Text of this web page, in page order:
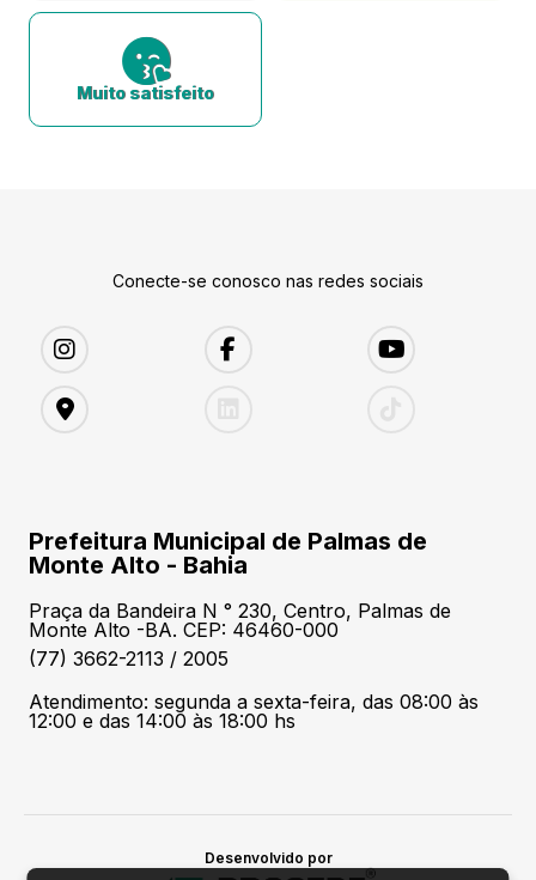
Muito satisfeito
Conecte-se conosco nas redes sociais
Prefeitura Municipal de Palmas de
Monte Alto - Bahia
Praça da Bandeira N ° 230, Centro, Palmas de
Monte Alto -BA. CEP: 46460-000
(77) 3662-2113 / 2005
Atendimento: segunda a sexta-feira, das 08:00 às
12:00 e das 14:00 às 18:00 hs
Desenvolvido por